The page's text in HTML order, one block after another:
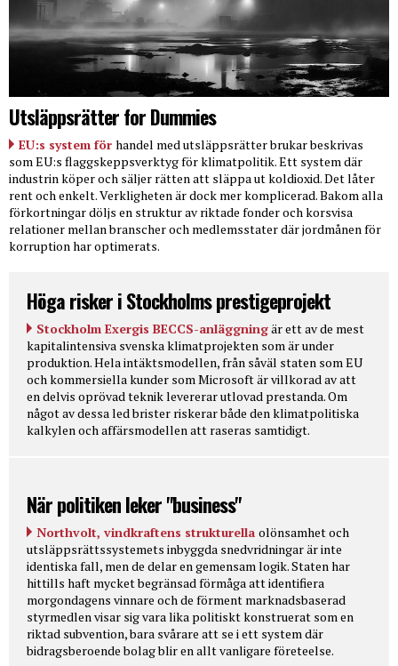
Utsläppsrätter for Dummies
EU:s system för handel med utsläppsrätter brukar beskrivas
som EU:s flaggskeppsverktyg för klimatpolitik. Ett system där
industrin köper och säljer rätten att släppa ut koldioxid. Det låter
rent och enkelt. Verkligheten är dock mer komplicerad. Bakom alla
förkortningar döljs en struktur av riktade fonder och korsvisa
relationer mellan branscher och medlemsstater där jordmånen för
korruption har optimerats.
Höga risker i Stockholms prestigeprojekt
Stockholm Exergis BECCS-anläggningär ett av de mest
kapitalintensiva svenska klimatprojekten som är under
produktion. Hela intäktsmodellen, från såväl staten som EU
och kommersiella kunder som Microsoft är villkorad av att
en delvis oprövad teknik levererar utlovad prestanda. Om
något av dessa led brister riskerar både den klimatpolitiska
kalkylen och affärsmodellen att raseras samtidigt.
När politiken leker "business"
Northvolt, vindkraftens strukturella olönsamhet och
utsläppsrättssystemets inbyggda snedvridningar är inte
identiska fall, men de delar en gemensam logik. Staten har
hittills haft mycket begränsad förmåga att identifiera
morgondagens vinnare och de förment marknadsbaserad
styrmedlen visar sig vara lika politiskt konstruerat som en
riktad subvention, bara svårare att se i ett system där
bidragsberoende bolag blir en allt vanligare företeelse.